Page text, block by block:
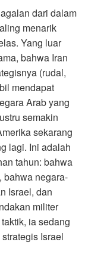
dari dalam
menarik
Yang luar
bahwa Iran
(rudal,
mendapat
Arab yang
semakin
sekarang
lagi. Ini adalah
tahun: bahwa
bahwa negara-
Israel, dan
militer
ia sedang
Israel